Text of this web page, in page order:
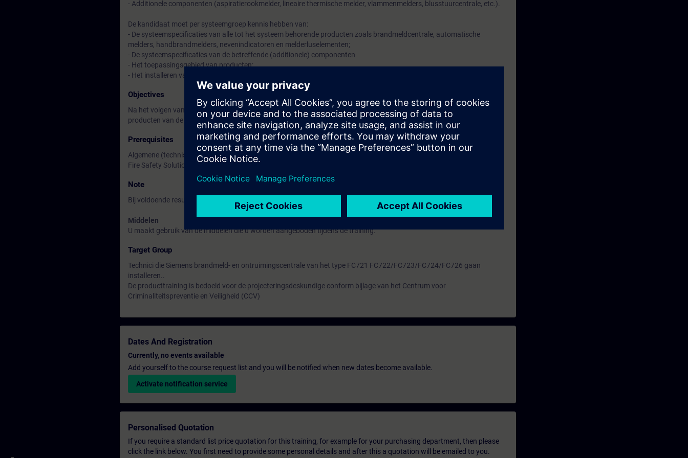
- Additionele componenten (aspiratierookmelder, lineaire thermische melder, vlammenmelders, blusstuurcentrale, etc.).
De kandidaat moet per systeemgroep kennis hebben van:
- De systeemspecificaties van alle tot het systeem behorende producten zoals brandmeldcentrale, automatische
melders, handbrandmelders, nevenindicatoren en melderluselementen;
- De systeemspecificaties van de betreffende (additionele) componenten
- Het toepassingsgebied van producten;
- Het installeren van alle tot het systeem behorende producten.
Objectives
Na het volgen van deze training beschikt de deelnemer over alle noodzakelijke theoretische en praktische kennis van de
producten van de brandmeldcentrales van het type FC721/FC722/FC723/FC724.
Prerequisites
Algemene (technische) kennis op MBO-niveau.
Fire Safety Solution Partners van BT hebben alleen toegang tot deze cursus.
Note
Bij voldoende resultaat wordt een certificaat afgegeven.
Middelen
U maakt gebruik van de middelen die u worden aangeboden tijdens de training.
Target Group
Technici die Siemens brandmeld- en ontruimingscentrale van het type FC721 FC722/FC723/FC724/FC726 gaan
installeren..
De producttraining is bedoeld voor de projecteringsdeskundige conform bijlage van het Centrum voor
Criminaliteitspreventie en Veiligheid (CCV)
Dates And Registration
Currently, no events available
Add yourself to the course request list and you will be notified when new dates become available.
Activate notification service
Personalised Quotation
If you require a standard list price quotation for this training, for example for your purchasing department, then please
click the link below. You first need to provide some personal details and after this a quotation will be emailed to you.